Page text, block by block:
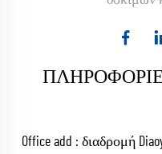
Office add : διαδρομή